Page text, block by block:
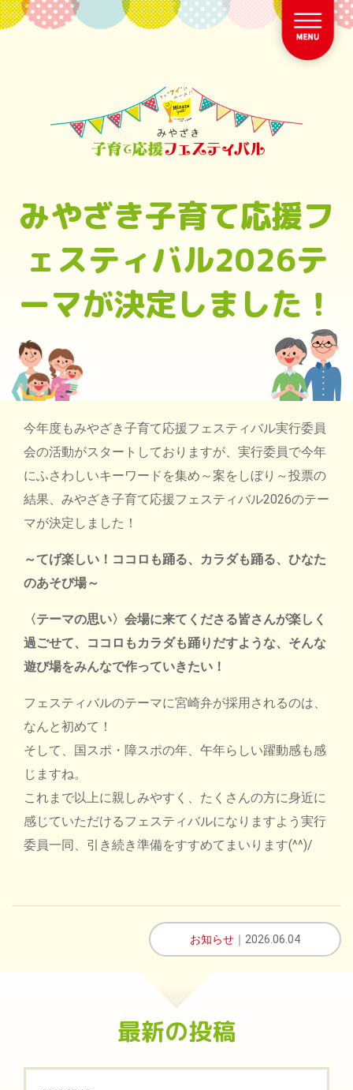
みやざき子育て応援フ
ェスティバル2026テ
ーマが決定しました！
今年度もみやざき子育て応援フェスティバル実行委員
会の活動がスタートしておりますが、実行委員で今年
にふさわしいキーワードを集め～案をしぼり～投票の
結果、みやざき子育て応援フェスティバル2026のテー
マが決定しました！
～てげ楽しい！ココロも踊る、カラダも踊る、ひなた
のあそび場～
〈テーマの思い〉会場に来てくださる皆さんが楽しく
過ごせて、ココロもカラダも踊りだすような、そんな
遊び場をみんなで作っていきたい！
フェスティバルのテーマに宮崎弁が採用されるのは、
なんと初めて！
そして、国スポ・障スポの年、午年らしい躍動感も感
じますね。
これまで以上に親しみやすく、たくさんの方に身近に
感じていただけるフェスティバルになりますよう実行
委員一同、引き続き準備をすすめてまいります(^^)/
お知らせ ｜2026.06.04
最新の投稿